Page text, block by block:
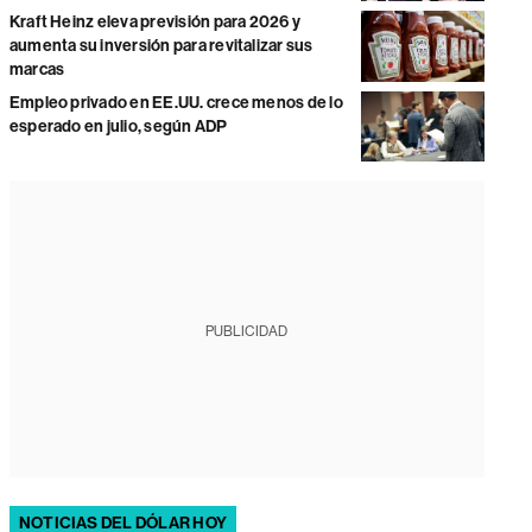
Kraft Heinz eleva previsión para 2026 y
aumenta su inversión para revitalizar sus
marcas
Empleo privado en EE.UU. crece menos de lo
esperado en julio, según ADP
PUBLICIDAD
NOTICIAS DEL DÓLAR HOY